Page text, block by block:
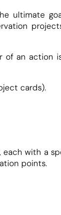
ultimate
of an
cards).
each with a
points.